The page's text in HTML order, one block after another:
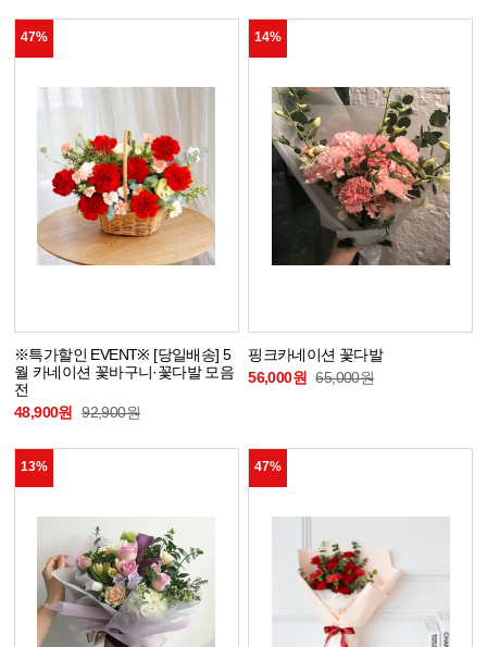
47%
※특가할인 EVENT※ [당일배송] 5
월 카네이션 꽃바구니·꽃다발 모음
전
48,900원 92,900원
14%
핑크카네이션 꽃다발
56,000원 65,000원
13% 47%